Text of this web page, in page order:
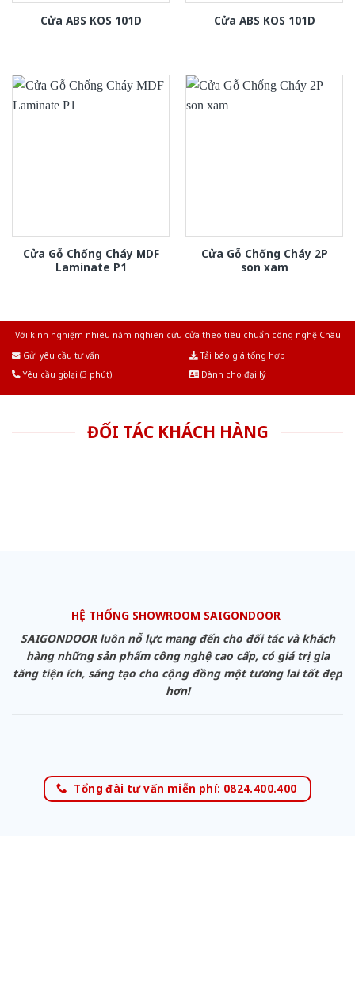
Cửa ABS KOS 101D Cửa ABS KOS 101D
Cửa Gỗ Chống Cháy MDF
Laminate P1
Cửa Gỗ Chống Cháy 2P
son xam
Với kinh nghiệm nhiêu năm nghiên cứu cửa theo tiêu chuẩn công nghệ Châu
Gửi yêu cầu tư vấn
Tải báo giá tổng hợp
Yêu cầu gọi lại (3 phút)
Dành cho đại lý
ĐỐI TÁC KHÁCH HÀNG
HỆ THỐNG SHOWROOM SAIGONDOOR
SAIGONDOOR luôn nỗ lực mang đến cho đối tác và khách
hàng những sản phẩm công nghệ cao cấp, có giá trị gia
tăng tiện ích, sáng tạo cho cộng đồng một tương lai tốt đẹp
hơn!
Tổng đài tư vấn miễn phí: 0824.400.400